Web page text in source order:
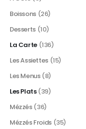
Boissons (26)
Desserts (10)
La Carte (136)
Les Assiettes (15)
Les Menus (8)
Les Plats (39)
Mézzés (36)
Mézzés Froids (35)